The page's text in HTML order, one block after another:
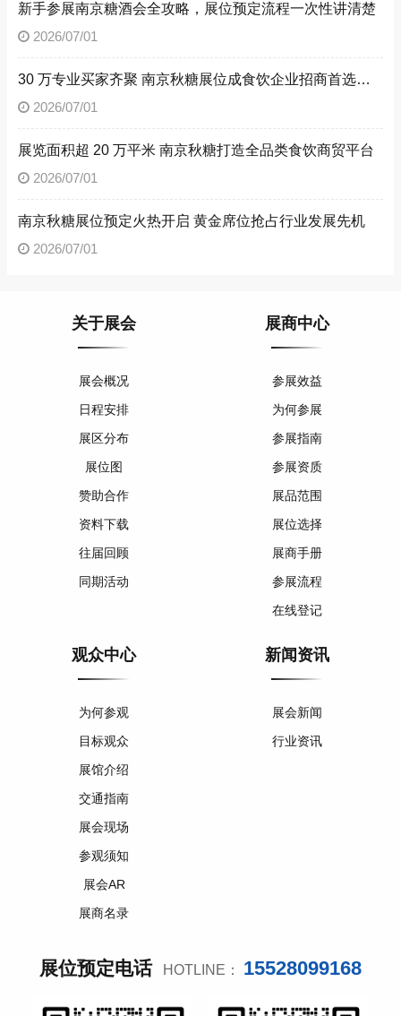
新手参展南京糖酒会全攻略，展位预定流程一次性讲清楚
2026/07/01
30 万专业买家齐聚 南京秋糖展位成食饮企业招商首选阵地
2026/07/01
展览面积超 20 万平米 南京秋糖打造全品类食饮商贸平台
2026/07/01
南京秋糖展位预定火热开启 黄金席位抢占行业发展先机
2026/07/01
关于展会
展会概况
日程安排
展区分布
展位图
赞助合作
资料下载
往届回顾
同期活动
展商中心
参展效益
为何参展
参展指南
参展资质
展品范围
展位选择
展商手册
参展流程
在线登记
观众中心
为何参观
目标观众
展馆介绍
交通指南
展会现场
参观须知
展会AR
展商名录
新闻资讯
展会新闻
行业资讯
展位预定电话 HOTLINE： 15528099168